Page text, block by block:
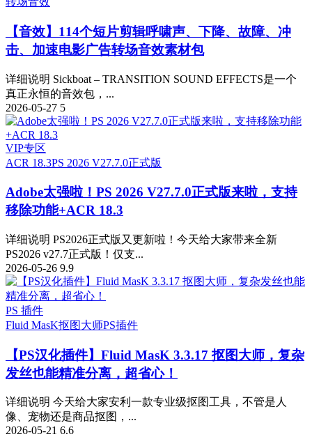
【音效】114个短片剪辑呼啸声、下降、故障、冲
击、加速电影广告转场音效素材包
详细说明 Sickboat – TRANSITION SOUND EFFECTS是一个
真正永恒的音效包，...
2026-05-27 5
VIP专区
ACR 18.3PS 2026 V27.7.0正式版
Adobe太强啦！PS 2026 V27.7.0正式版来啦，支持
移除功能+ACR 18.3
详细说明 PS2026正式版又更新啦！今天给大家带来全新
PS2026 v27.7正式版！仅支...
2026-05-26 9.9
PS 插件
Fluid MasK抠图大师PS插件
【PS汉化插件】Fluid MasK 3.3.17 抠图大师，复杂
发丝也能精准分离，超省心！
详细说明 今天给大家安利一款专业级抠图工具，不管是人
像、宠物还是商品抠图，...
2026-05-21 6.6